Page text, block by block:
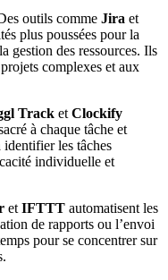
outils comme Jira et
plus poussées pour la
gestion des ressources. Ils
complexes et aux
Track et Clockify
à chaque tâche et
identifier les tâches
individuelle et
et IFTTT automatisent les
de rapports ou l’envoi
pour se concentrer sur